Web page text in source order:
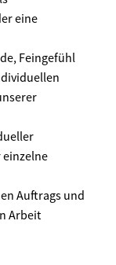
eine
Feingefühl
einzelne
Auftrags und
Arbeit